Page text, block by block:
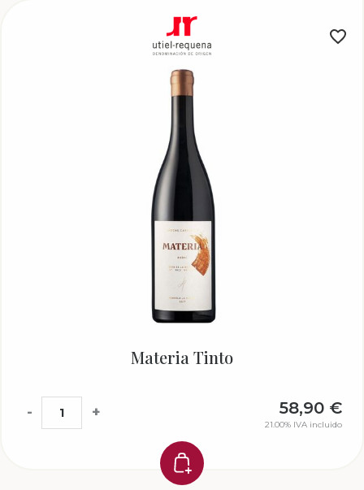
Materia Tinto
58,90 €
21.00% IVA incluido
- +